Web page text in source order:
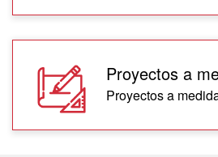
Proyectos a
Proyectos a